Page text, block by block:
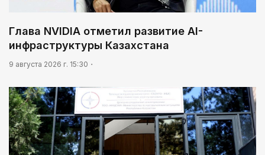
обращении с пациентами психбольницы в
Глава NVIDIA отметил развитие AI-
инфраструктуры Казахстана
9 августа 2026 г. 15:30